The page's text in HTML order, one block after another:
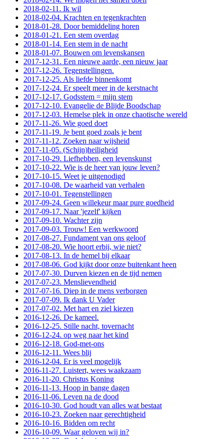
2018-02-11. Ik wil
2018-02-04. Krachten en tegenkrachten
2018-01-28. Door bemiddeling horen
2018-01-21. Een stem overdag
2018-01-14. Een stem in de nacht
2018-01-07. Bouwen om levenskansen
2017-12-31. Een nieuwe aarde, een nieuw jaar
2017-12-26. Tegenstellingen.
2017-12-25. Als liefde binnenkomt
2017-12-24. Er speelt meer in de kerstnacht
2017-12-17. Godsstem = mijn stem
2017-12-10. Evangelie de Blijde Boodschap
2017-12-03. Hemelse plek in onze chaotische wereld
2017-11-26. Wie goed doet
2017-11-19. Je bent goed zoals je bent
2017-11-12. Zoeken naar wijsheid
2017-11-05. (Schijn)heiligheid
2017-10-29. Liefhebben, een levenskunst
2017-10-22. Wie is de heer van jouw leven?
2017-10-15. Weet je uitgenodigd
2017-10-08. De waarheid van verhalen
2017-10-01. Tegenstellingen
2017-09-24. Geen willekeur maar pure goedheid
2017-09-17. Naar 'jezelf' kijken
2017-09-10. Wachter zijn
2017-09-03. Trouw! Een werkwoord
2017-08-27. Fundament van ons geloof
2017-08-20. Wie hoort erbij, wie niet?
2017-08-13. In de hemel bij elkaar
2017-08-06. God kijkt door onze buitenkant heen
2017-07-30. Durven kiezen en de tijd nemen
2017-07-23. Menslievendheid
2017-07-16. Diep in de mens verborgen
2017-07-09. Ik dank U Vader
2017-07-02. Met hart en ziel kiezen
2016-12-26. De kameel.
2016-12-25. Stille nacht, tovernacht
2016-12-24. op weg naar het kind
2016-12-18. God-met-ons
2016-12-11. Wees blij
2016-12-04. Er is veel mogelijk
2016-11-27. Luistert, wees waakzaam
2016-11-20. Christus Koning
2016-11-13. Hoop in bange dagen
2016-11-06. Leven na de dood
2016-10-30. God houdt van alles wat bestaat
2016-10-23. Zoeken naar gerechtigheid
2016-10-16. Bidden om recht
2016-10-09. Waar geloven wij in?